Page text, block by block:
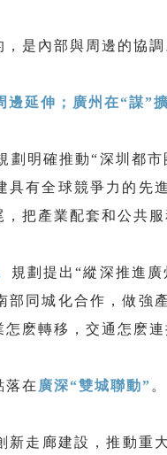
是內部與周邊的協調
延伸；廣州在“謀”
劃明確推動“深圳都
有全球競爭力的先
把產業配套和公共
規劃提出“縱深推進
同城化合作，做強
麽轉移，交通怎麽連
落在 廣深“雙城聯動” 。
走廊建設，推動